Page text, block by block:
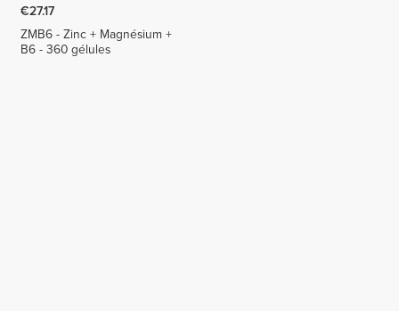
€27.17
ZMB6 - Zinc + Magnésium +
B6 - 360 gélules